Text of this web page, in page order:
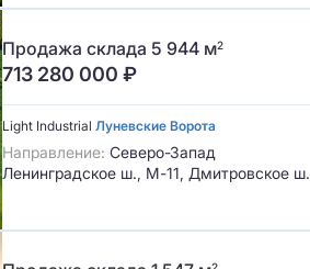
Продажа склада 5 944 м2
713 280 000 ₽
Light Industrial Луневские Ворота
Направление: Северо-Запад
Ленинградское ш., М-11, Дмитровское ш.